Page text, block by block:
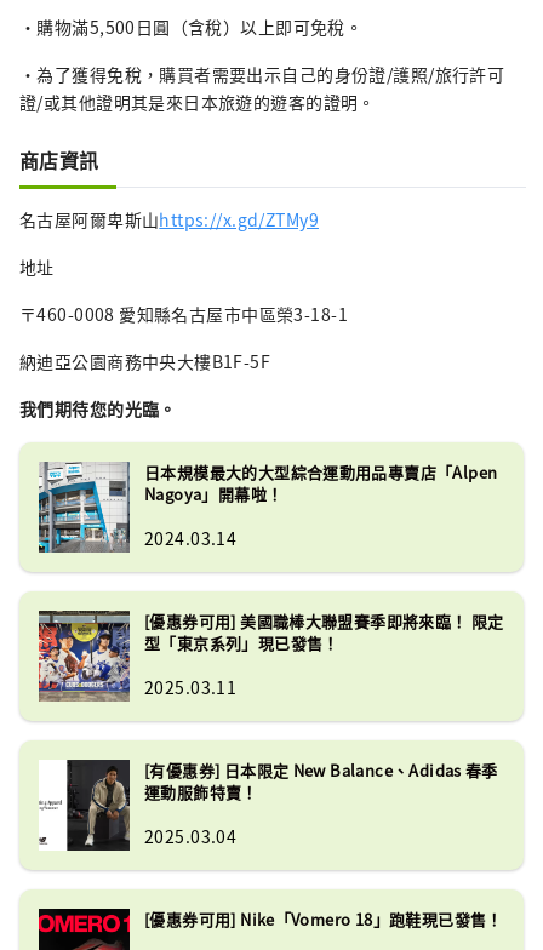
・購物滿5,500日圓（含稅）以上即可免稅。
・為了獲得免稅，購買者需要出示自己的身份證/護照/旅行許可
證/或其他證明其是來日本旅遊的遊客的證明。
商店資訊
名古屋阿爾卑斯山https://x.gd/ZTMy9
地址
〒460-0008 愛知縣名古屋市中區榮3-18-1
納迪亞公園商務中央大樓B1F-5F
我們期待您的光臨。
日本規模最大的大型綜合運動用品專賣店「Alpen
Nagoya」開幕啦！
2024.03.14
[優惠券可用] 美國職棒大聯盟賽季即將來臨！ 限定
型「東京系列」現已發售！
2025.03.11
[有優惠券] 日本限定 New Balance、Adidas 春季
運動服飾特賣！
2025.03.04
[優惠券可用] Nike「Vomero 18」跑鞋現已發售！